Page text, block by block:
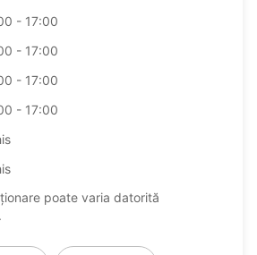
- 17:00
- 17:00
- 17:00
- 17:00
poate varia datorită